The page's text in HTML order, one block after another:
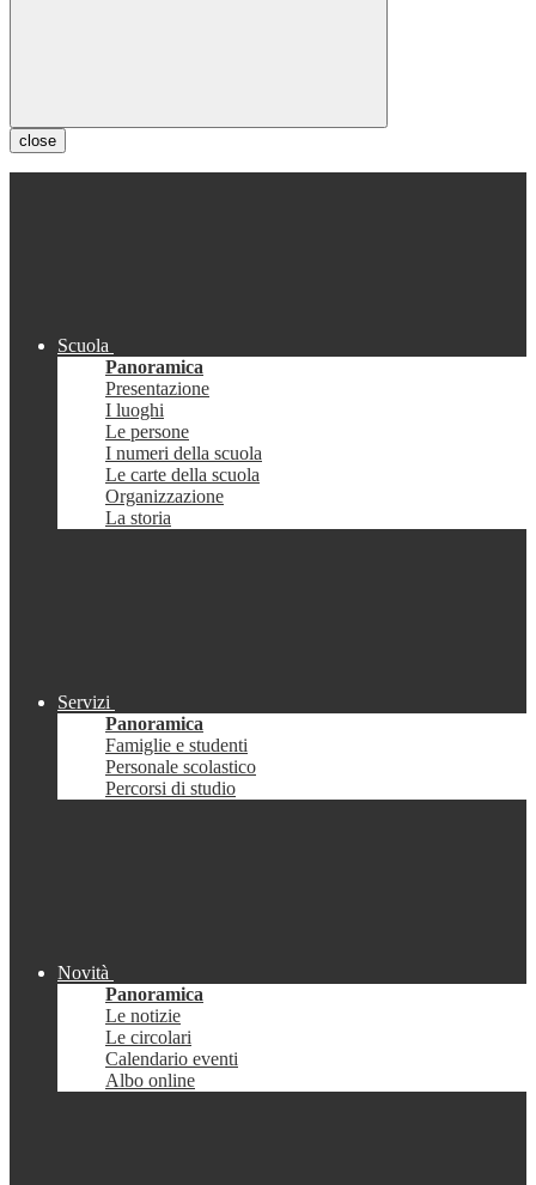
close
Scuola
Panoramica
Presentazione
I luoghi
Le persone
I numeri della scuola
Le carte della scuola
Organizzazione
La storia
Servizi
Panoramica
Famiglie e studenti
Personale scolastico
Percorsi di studio
Novità
Panoramica
Le notizie
Le circolari
Calendario eventi
Albo online